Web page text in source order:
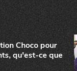
Choco pour
qu'est-ce que